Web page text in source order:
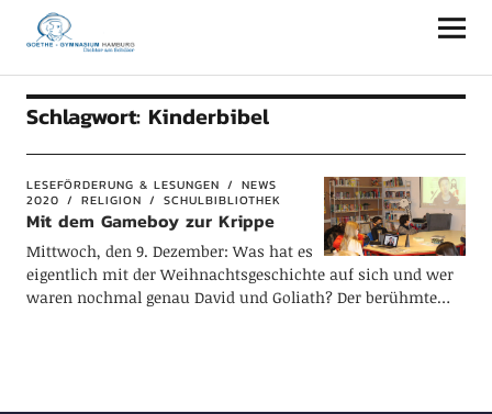
Goethe-Gymnasium Hamburg
Schlagwort: Kinderbibel
LESEFÖRDERUNG & LESUNGEN
NEWS
2020
RELIGION SCHULBIBLIOTHEK
Mit dem Gameboy zur Krippe
Mittwoch, den 9. Dezember: Was hat es
eigentlich mit der Weihnachtsgeschichte auf sich und wer
waren nochmal genau David und Goliath? Der berühmte…